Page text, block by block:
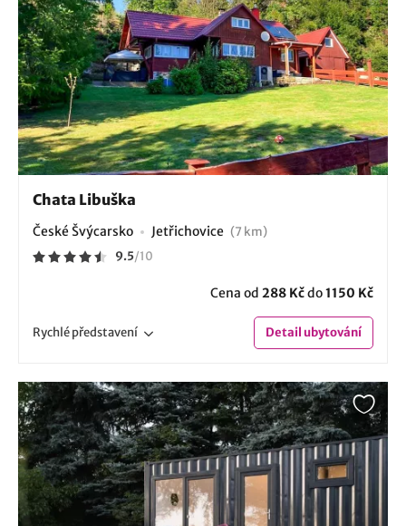
Chata Libuška
České Švýcarsko Jetřichovice (7 km)
9.5/10
Cena od 288 Kčdo1150 Kč
Rychlépředstavení Detailubytování